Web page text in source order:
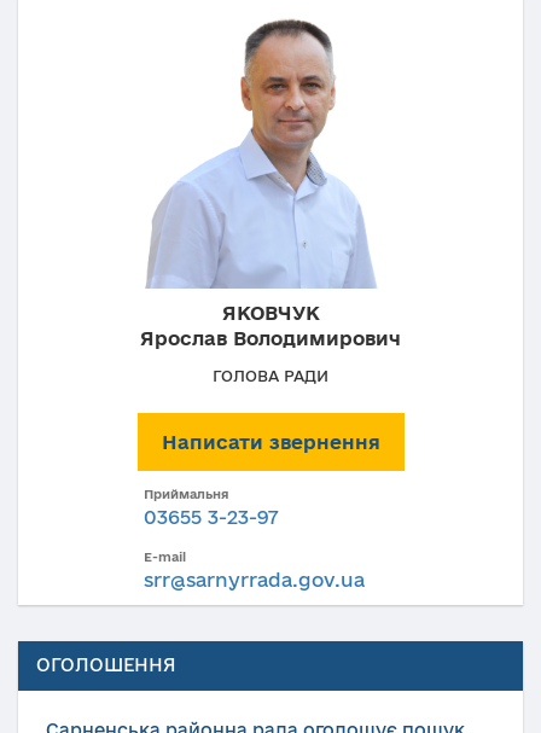
ЯКОВЧУК
Ярослав Володимирович
ГОЛОВА РАДИ
Написати звернення
Приймальня
03655 3-23-97
E-mail
srr@sarnyrrada.gov.ua
ОГОЛОШЕННЯ